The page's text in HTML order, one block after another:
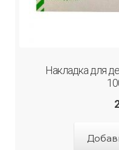
Накладка для